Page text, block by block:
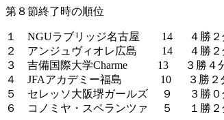
第８節終了時の順位
１ NGUラブリッジ名古屋 14 ４勝
２ アンジュヴィオレ広島 14 ４勝
３ 吉備国際大学Charme 13 ３勝４
４ JFAアカデミー福島 10 ３勝２
５ セレッソ大阪堺ガールズ ９ ３勝
６ コノミヤ・スペランツァ ５ １勝